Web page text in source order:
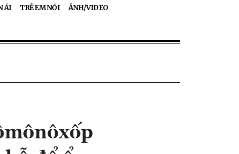
ÁI TRẺ EM NÓI ẢNH/VIDEO